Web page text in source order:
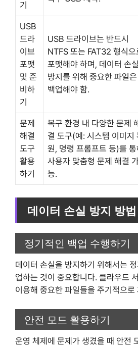
기
USB
드라
이브
포맷
및 준
비하
기
USB 드라이브는 반드시
NTFS 또는 FAT32 형식으
포맷해야 하며, 데이터 손실
방지를 위해 중요한 파일은
백업해야 함.
문제
해결
도구
활용
하기
복구 환경 내 다양한 문제
결 도구(예: 시스템 이미지
원, 명령 프롬프트 등)를 통
사용자 맞춤형 문제 해결
능.
데이터 손실 방지 방법
정기적인 백업 수행하기
데이터 손실을 방지하기 위해서는
업하는 것이 중요합니다. 클라우드
이용해 중요한 파일들을 주기적으
안전 모드 활용하기
운영 체제에 문제가 생겼을 때 안전